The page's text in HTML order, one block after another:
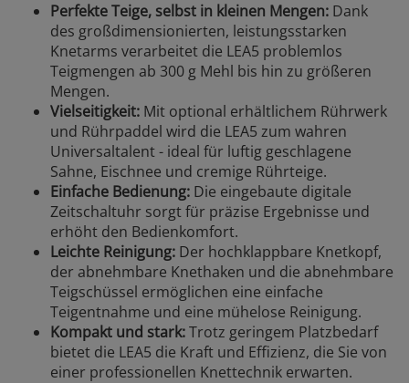
Perfekte Teige, selbst in kleinen Mengen: Dank
des großdimensionierten, leistungsstarken
Knetarms verarbeitet die LEA5 problemlos
Teigmengen ab 300 g Mehl bis hin zu größeren
Mengen.
Vielseitigkeit: Mit optional erhältlichem Rührwerk
und Rührpaddel wird die LEA5 zum wahren
Universaltalent - ideal für luftig geschlagene
Sahne, Eischnee und cremige Rührteige.
Einfache Bedienung: Die eingebaute digitale
Zeitschaltuhr sorgt für präzise Ergebnisse und
erhöht den Bedienkomfort.
Leichte Reinigung: Der hochklappbare Knetkopf,
der abnehmbare Knethaken und die abnehmbare
Teigschüssel ermöglichen eine einfache
Teigentnahme und eine mühelose Reinigung.
Kompakt und stark:Trotz geringem Platzbedarf
bietet die LEA5 die Kraft und Effizienz, die Sie von
einer professionellen Knettechnik erwarten.